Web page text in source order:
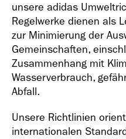
2020
unsere adidas
Regelwerke dienen als
zur Minimierung der
Gemeinschaften,
Zusammenhang mit
Wasserverbrauch,
Abfall.
Unsere Richtlinien
internationalen